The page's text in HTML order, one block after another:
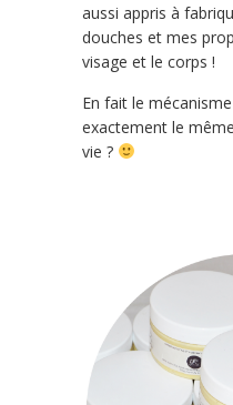
aussi appris à
douches et mes
visage et le corps !
En fait le
exactement le
vie ?